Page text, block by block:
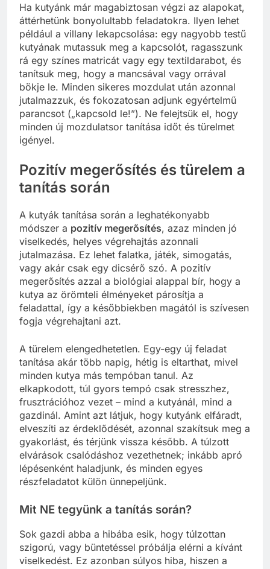
Ha kutyánk már magabiztosan végzi az alapokat,
áttérhetünk bonyolultabb feladatokra. Ilyen lehet
például a villany lekapcsolása: egy nagyobb testű
kutyának mutassuk meg a kapcsolót, ragasszunk
rá egy színes matricát vagy egy textildarabot, és
tanítsuk meg, hogy a mancsával vagy orrával
bökje le. Minden sikeres mozdulat után azonnal
jutalmazzuk, és fokozatosan adjunk egyértelmű
parancsot („kapcsold le!”). Ne felejtsük el, hogy
minden új mozdulatsor tanítása időt és türelmet
igényel.
Pozitív megerősítés és türelem a
tanítás során
A kutyák tanítása során a leghatékonyabb
módszer a pozitív megerősítés, azaz minden jó
viselkedés, helyes végrehajtás azonnali
jutalmazása. Ez lehet falatka, játék, simogatás,
vagy akár csak egy dicsérő szó. A pozitív
megerősítés azzal a biológiai alappal bír, hogy a
kutya az örömteli élményeket párosítja a
feladattal, így a későbbiekben magától is szívesen
fogja végrehajtani azt.
A türelem elengedhetetlen. Egy-egy új feladat
tanítása akár több napig, hétig is eltarthat, mivel
minden kutya más tempóban tanul. Az
elkapkodott, túl gyors tempó csak stresszhez,
frusztrációhoz vezet – mind a kutyánál, mind a
gazdinál. Amint azt látjuk, hogy kutyánk elfáradt,
elveszíti az érdeklődését, azonnal szakítsuk meg a
gyakorlást, és térjünk vissza később. A túlzott
elvárások csalódáshoz vezethetnek; inkább apró
lépésenként haladjunk, és minden egyes
részfeladatot külön ünnepeljünk.
Mit NE tegyünk a tanítás során?
Sok gazdi abba a hibába esik, hogy túlzottan
szigorú, vagy büntetéssel próbálja elérni a kívánt
viselkedést. Ez azonban súlyos hiba, hiszen a